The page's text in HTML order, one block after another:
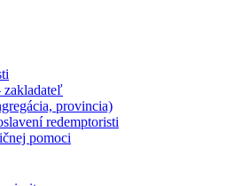
zakladateľ
provincia)
redemptoristi
pomoci